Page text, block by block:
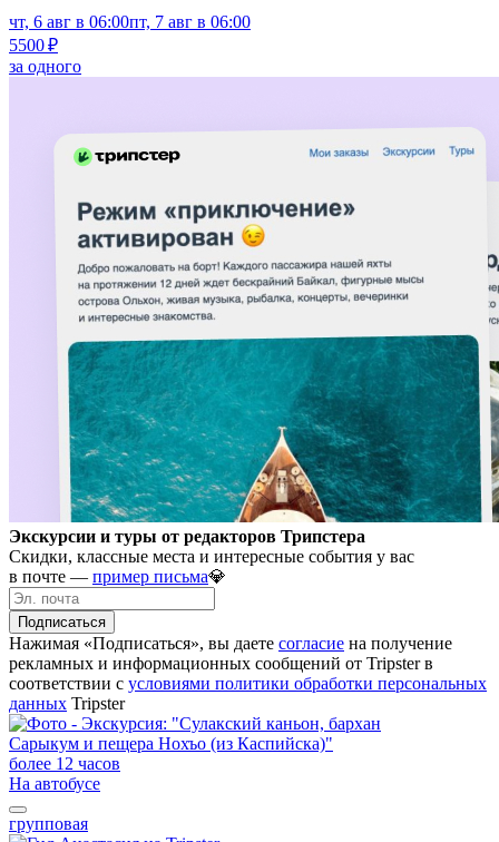
чт, 6 авг в 06:00пт, 7 авг в 06:00
5500 ₽
за одного
Экскурсии и туры от редакторов Трипстера
Скидки, классные места и интересные события у вас
в почте — пример письма💎
Подписаться
Нажимая «Подписаться», вы даете согласие на получение
рекламных и информационных сообщений от Tripster в
соответствии c условиями политики обработки персональных
данных Tripster
более 12 часов
На автобусе
групповая